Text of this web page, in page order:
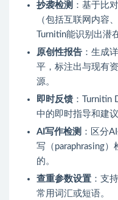
抄袭检测 ：基于比
（包括互联网内容
Turnitin能识别出潜
原创性报告 ：生成
平，标注出与现有
源。
即时反馈 ：Turnitin
中的即时指导和建
AI写作检测 ：区分
写（paraphrasing
的。
查重参数设置 ：支
常用词汇或短语。